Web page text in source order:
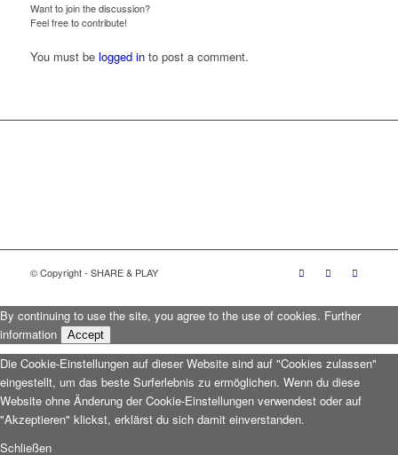
Want to join the discussion?
Feel free to contribute!
You must be logged into post a comment.
© Copyright - SHARE & PLAY
By continuing to use the site, you agree to the use of cookies. Further
information
Accept
Die Cookie-Einstellungen auf dieser Website sind auf "Cookies zulassen"
eingestellt, um das beste Surferlebnis zu ermöglichen. Wenn du diese
Website ohne Änderung der Cookie-Einstellungen verwendest oder auf
"Akzeptieren" klickst, erklärst du sich damit einverstanden.
Schließen